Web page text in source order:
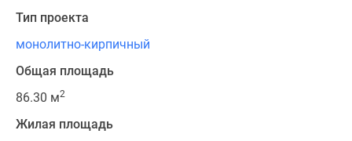
Тип проекта
монолитно-кирпичный
Общая площадь
86.30 м2
Жилая площадь